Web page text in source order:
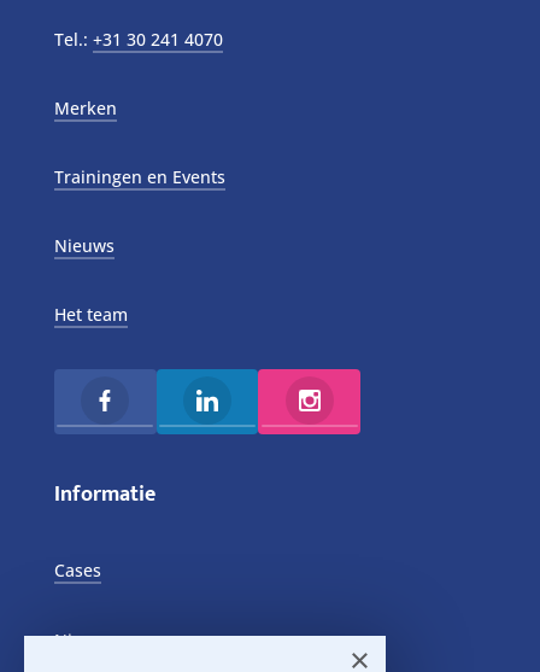
Tel.: +31 30 241 4070
Merken
Trainingen en Events
Nieuws
Het team
Informatie
Cases
Nieuws
×